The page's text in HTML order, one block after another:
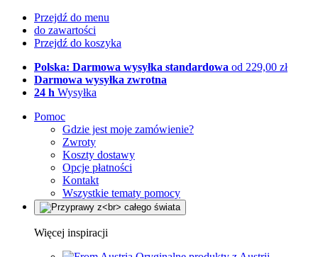
Przejdź do menu
do zawartości
Przejdź do koszyka
Polska: Darmowa wysyłka standardowa od 229,00 zł
Darmowa wysyłka zwrotna
24 h Wysyłka
Pomoc
Gdzie jest moje zamówienie?
Zwroty
Koszty dostawy
Opcje płatności
Kontakt
Wszystkie tematy pomocy
Więcej inspiracji